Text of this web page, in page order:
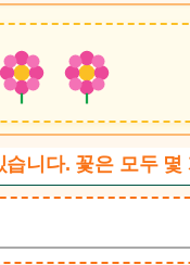
니다. 꽃은 모두 몇